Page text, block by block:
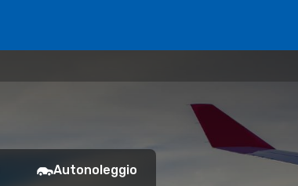
Autonoleggio